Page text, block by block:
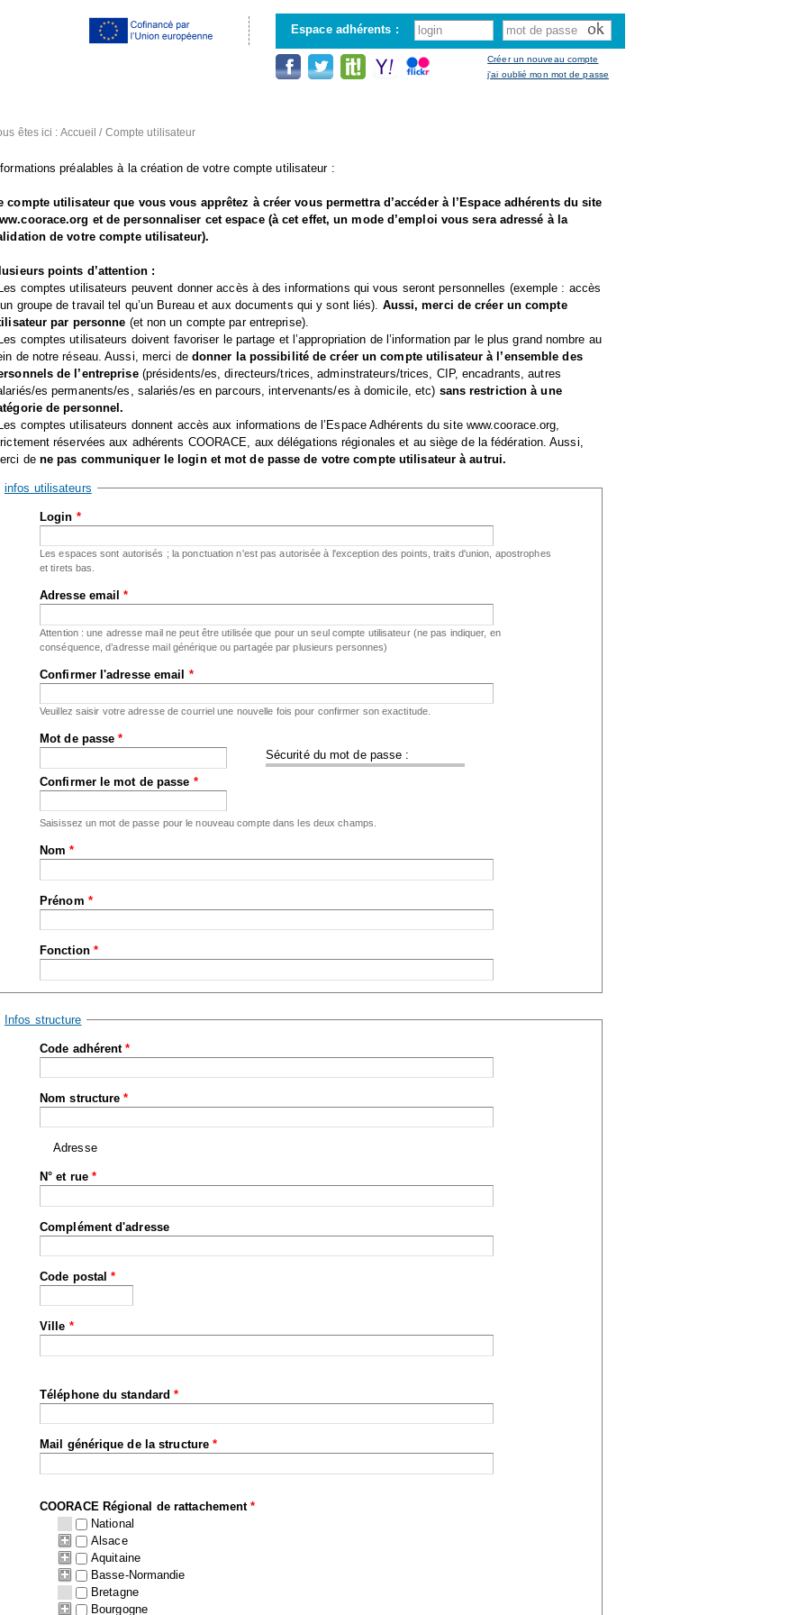
contenu
principal
Espace adhérents :
Créer un nouveau compte
j'ai oublié mon mot de passe
êtes ici : Accueil / Compte utilisateur
préalables à la création de votre compte utilisateur :
compte utilisateur que vous vous apprêtez à créer vous permettra d’accéder à l’Espace adhérents du site
et de personnaliser cet espace (à cet effet, un mode d’emploi vous sera adressé à la
de votre compte utilisateur).
points d’attention :
comptes utilisateurs peuvent donner accès à des informations qui vous seront personnelles (exemple : accès
groupe de travail tel qu’un Bureau et aux documents qui y sont liés). Aussi, merci de créer un compte
par personne (et non un compte par entreprise).
comptes utilisateurs doivent favoriser le partage et l’appropriation de l’information par le plus grand nombre au
de notre réseau. Aussi, merci de donner la possibilité de créer un compte utilisateur à l’ensemble des
de l’entreprise(présidents/es, directeurs/trices, adminstrateurs/trices, CIP, encadrants, autres
es permanents/es, salariés/es en parcours, intervenants/es à domicile, etc) sans restriction à une
de personnel.
comptes utilisateurs donnent accès aux informations de l’Espace Adhérents du site www.coorace.org,
réservées aux adhérents COORACE, aux délégations régionales et au siège de la fédération. Aussi,
de ne pas communiquer le login et mot de passe de votre compte utilisateur à autrui.
Masquer
infos utilisateurs
Login *
Les espaces sont autorisés ; la ponctuation n'est pas autorisée à l'exception des points, traits d'union, apostrophes
et tirets bas.
Adresse email*
Attention : une adresse mail ne peut être utilisée que pour un seul compte utilisateur (ne pas indiquer, en
conséquence, d’adresse mail générique ou partagée par plusieurs personnes)
Confirmer l'adresse email *
Veuillez saisir votre adresse de courriel une nouvelle fois pour confirmer son exactitude.
Sécurité du mot de passe :
Mot de passe*
Confirmer le mot de passe *
Saisissez un mot de passe pour le nouveau compte dans les deux champs.
Nom*
Prénom *
Fonction *
Masquer
Infos structure
Code adhérent*
Nom structure*
Adresse
N° et rue *
Complément d'adresse
Code postal*
Ville *
Téléphone du standard*
Mail générique de la structure*
COORACE Régional de rattachement*
National
Alsace
Aquitaine
Basse-Normandie
Bretagne
Bourgogne